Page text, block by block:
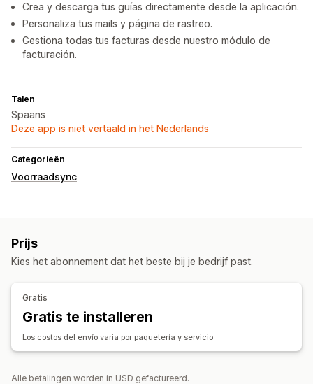
Crea y descarga tus guías directamente desde la aplicación.
Personaliza tus mails y página de rastreo.
Gestiona todas tus facturas desde nuestro módulo de
facturación.
Talen
Spaans
Deze app is niet vertaald in het Nederlands
Categorieën
Voorraadsync
Prijs
Kies het abonnement dat het beste bij je bedrijf past.
Gratis
Gratis te installeren
Los costos del envío varia por paquetería y servicio
Alle betalingen worden in USD gefactureerd.